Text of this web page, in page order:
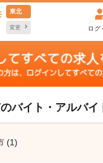
東北
変更 ログ
バイト・アルバイ
(1)